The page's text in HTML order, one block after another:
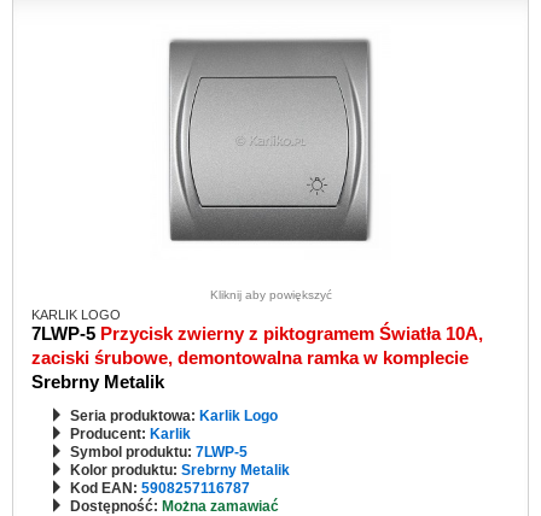
Kliknij aby powiększyć
KARLIK LOGO
7LWP-5 Przycisk zwierny z piktogramem Światła 10A,
zaciski śrubowe, demontowalna ramka w komplecie
Srebrny Metalik
Seria produktowa: Karlik Logo
Producent: Karlik
Symbol produktu: 7LWP-5
Kolor produktu: Srebrny Metalik
Kod EAN: 5908257116787
Dostępność: Można zamawiać